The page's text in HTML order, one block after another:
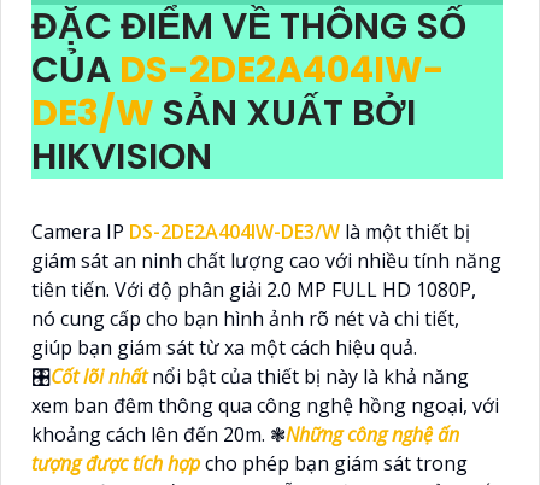
ĐẶC ĐIỂM VỀ THÔNG SỐ
CỦA DS-2DE2A404IW-
DE3/W SẢN XUẤT BỞI
HIKVISION
Camera IP DS-2DE2A404IW-DE3/W là một thiết bị
giám sát an ninh chất lượng cao với nhiều tính năng
tiên tiến. Với độ phân giải 2.0 MP FULL HD 1080P,
nó cung cấp cho bạn hình ảnh rõ nét và chi tiết,
giúp bạn giám sát từ xa một cách hiệu quả.
🎛Cốt lõi nhấtnổi bật của thiết bị này là khả năng
xem ban đêm thông qua công nghệ hồng ngoại, với
khoảng cách lên đến 20m. ❃Những công nghệ ấn
tượng được tích hợpcho phép bạn giám sát trong